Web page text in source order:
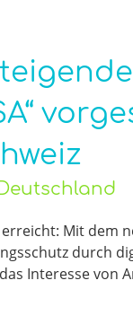
Mit dem
durch
Interesse von